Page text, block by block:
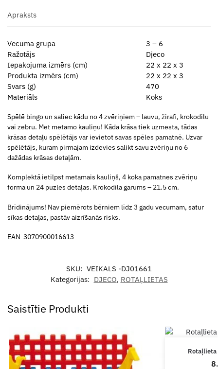
Apraksts
Vecuma grupa
3 – 6
Ražotājs
Djeco
Iepakojuma izmērs (cm)
22 x 22 x 3
Produkta izmērs (cm)
22 x 22 x 3
Svars (g)
470
Materiāls
Koks
Spēlē bingo un saliec kādu no 4 zvēriņiem – lauvu, žirafi, krokodilu
vai zebru. Met metamo kauliņu! Kāda krāsa tiek uzmesta, tādas
krāsas detaļu spēlētājs var ievietot savas spēles pamatnē. Uzvar
spēlētājs, kuram pirmajam izdevies salikt savu zvēriņu no 6
dažādas krāsas detaļām.
Komplektā ietilpst metamais kauliņš, 4 koka pamatnes zvēriņu
formā un 24 puzles detaļas. Krokodila garums – 21.5 cm.
Brīdinājums! Nav piemērots bērniem līdz 3 gadu vecumam, satur
sīkas detaļas, pastāv aizrīšanās risks.
EAN 3070900016613
SKU: VEIKALS -DJ01661
Kategorijas: DJECO, ROTAĻLIETAS
Saistītie Produkti